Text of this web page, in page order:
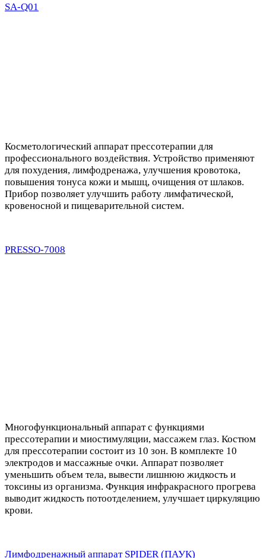
SA-Q01
Косметологический аппарат прессотерапии для
профессионального воздействия. Устройство применяют
для похудения, лимфодренажа, улучшения кровотока,
повышения тонуса кожи и мышц, очищения от шлаков.
Прибор позволяет улучшить работу лимфатической,
кровеносной и пищеварительной систем.
PRESSO-7008
Многофункциональный аппарат с функциями
прессотерапии и миостимуляции, массажем глаз. Костюм
для прессотерапии состоит из 10 зон. В комплекте 10
электродов и массажные очки. Аппарат позволяет
уменьшить объем тела, вывести лишнюю жидкость и
токсины из организма. Функция инфракрасного прогрева
выводит жидкость потоотделением, улучшает циркуляцию
крови.
Лимфодренажный аппарат SPIDER (ПАУК)